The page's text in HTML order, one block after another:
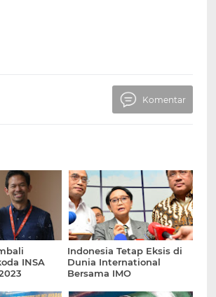
Komentar
INSA
Indonesia Tetap Eksis di
Dunia International
Bersama IMO